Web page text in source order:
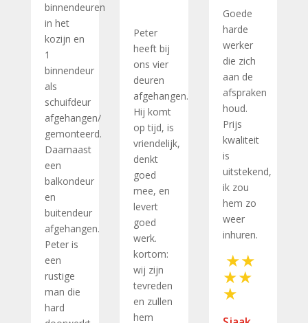
binnendeuren
in het
kozijn en
1
binnendeur
als
schuifdeur
afgehangen/
gemonteerd.
Daarnaast
een
balkondeur
en
buitendeur
afgehangen.
Peter is
een
rustige
man die
hard
Goede
harde
werker
die zich
aan de
afspraken
houd.
Prijs
kwaliteit
is
uitstekend,
ik zou
hem zo
weer
inhuren.
Peter
heeft bij
ons vier
deuren
afgehangen.
Hij komt
op tijd, is
vriendelijk,
denkt
goed
mee, en
levert
goed
werk.
kortom:
wij zijn
tevreden
en zullen
hem